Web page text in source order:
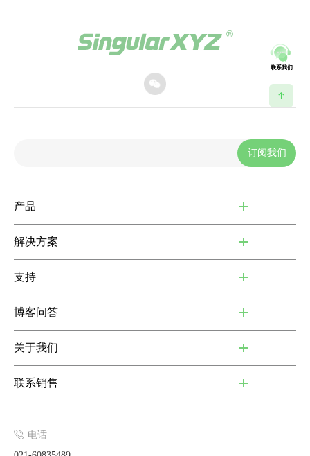
联系我们
订阅我们
产品
解决方案
支持
博客问答
关于我们
联系销售
电话